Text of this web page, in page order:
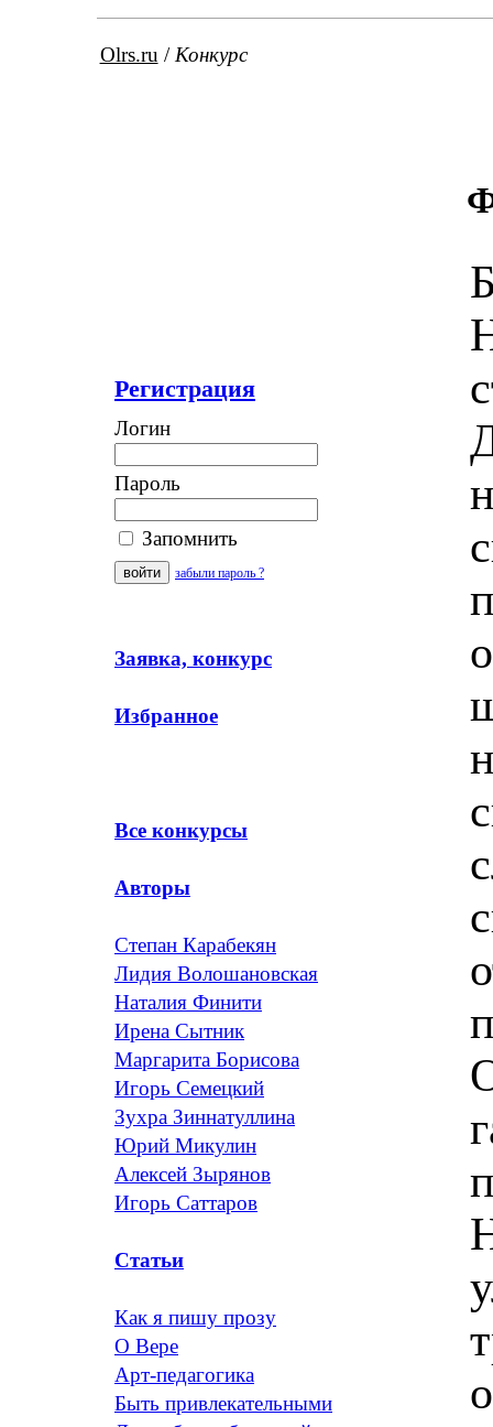
Olrs.ru / Конкурс
Регистрация
Логин
Пароль
Запомнить
забыли пароль ?
Заявка, конкурс
Избранное
Все конкурсы
Авторы
Степан Карабекян
Лидия Волошановская
Наталия Финити
Ирена Сытник
Маргарита Борисова
Игорь Семецкий
Зухра Зиннатуллина
Юрий Микулин
Алексей Зырянов
Игорь Саттаров
Статьи
Как я пишу прозу
О Вере
Арт-педагогика
Быть привлекательными